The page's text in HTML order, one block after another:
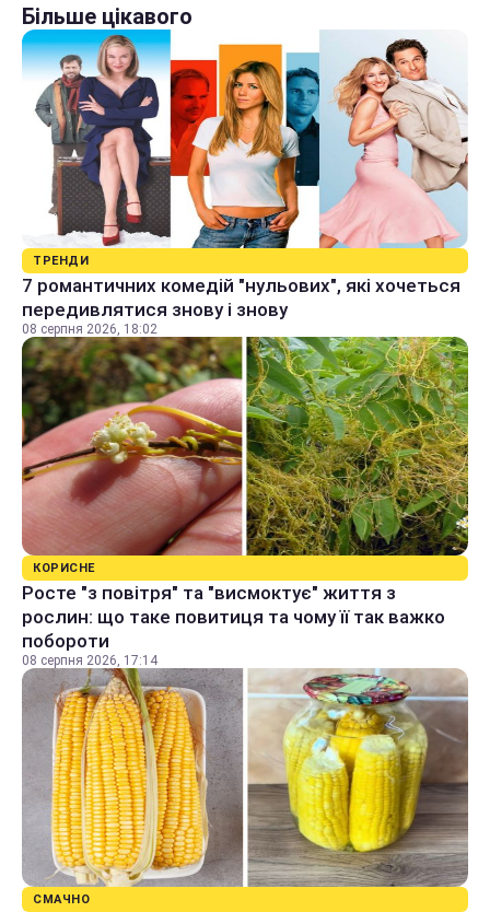
Більше цікавого
ТРЕНДИ
7 романтичних комедій "нульових", які хочеться
передивлятися знову і знову
08 серпня 2026, 18:02
КОРИСНЕ
Росте "з повітря" та "висмоктує" життя з
рослин: що таке повитиця та чому її так важко
побороти
08 серпня 2026, 17:14
СМАЧНО